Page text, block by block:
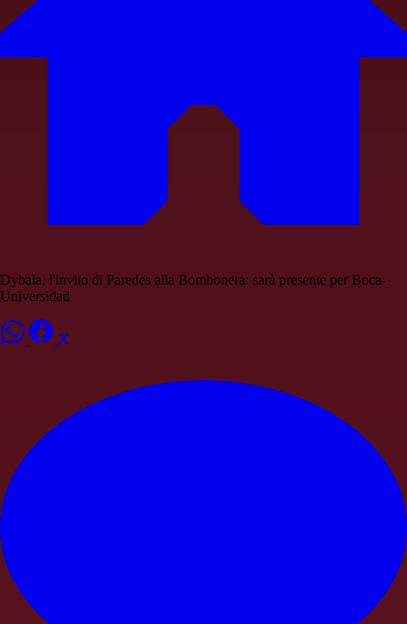
Dybala, l'invito di Paredes alla Bombonera: sarà presente per Boca-
Universidad